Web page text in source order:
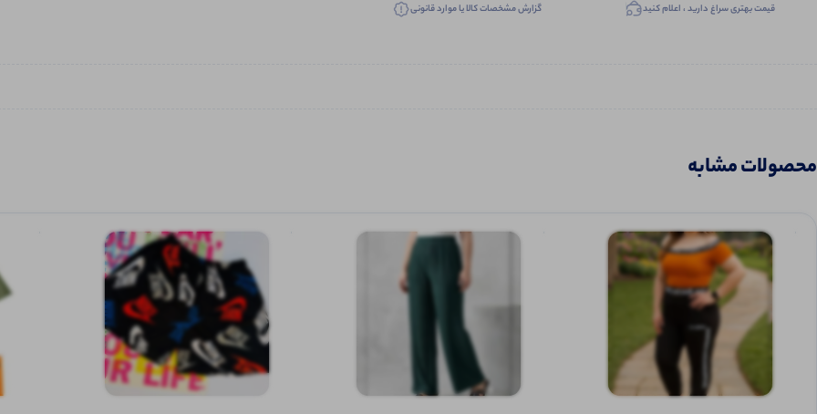
قیمت بهتری سراغ دارید ، اعلام کنید گزارش مشخصات کالا یا موارد قانونی
محصولات مشابه